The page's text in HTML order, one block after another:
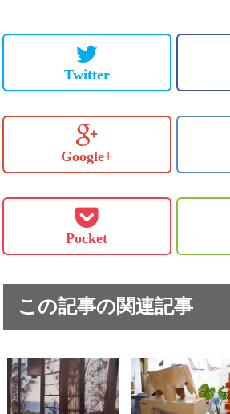
Twitter
Google+
Pocket
この記事の関連記事